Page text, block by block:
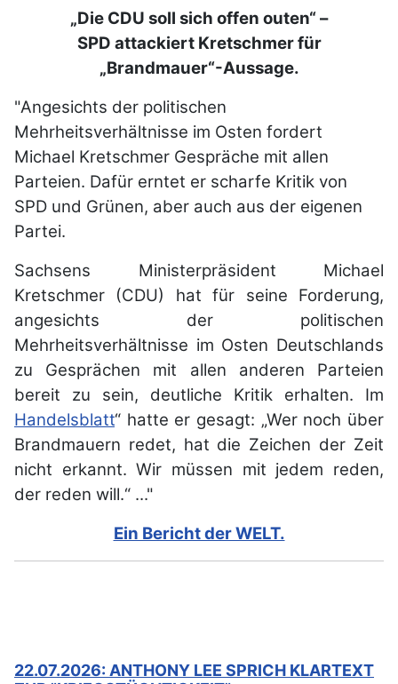
„Die CDU soll sich offen outen“ –
SPD attackiert Kretschmer für
„Brandmauer“-Aussage.
"Angesichts der politischen
Mehrheitsverhältnisse im Osten fordert
Michael Kretschmer Gespräche mit allen
Parteien. Dafür erntet er scharfe Kritik von
SPD und Grünen, aber auch aus der eigenen
Partei.
Sachsens Ministerpräsident Michael
Kretschmer (CDU) hat für seine Forderung,
angesichts der politischen
Mehrheitsverhältnisse im Osten Deutschlands
zu Gesprächen mit allen anderen Parteien
bereit zu sein, deutliche Kritik erhalten. Im
Handelsblatt“ hatte er gesagt: „Wer noch über
Brandmauern redet, hat die Zeichen der Zeit
nicht erkannt. Wir müssen mit jedem reden,
der reden will.“ ..."
Ein Bericht der WELT.
22.07.2026: ANTHONY LEE SPRICH KLARTEXT